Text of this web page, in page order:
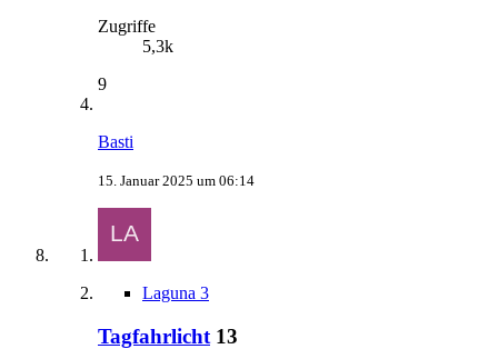
Zugriffe
5,3k
9
Basti
15. Januar 2025 um 06:14
Laguna 3
Tagfahrlicht 13